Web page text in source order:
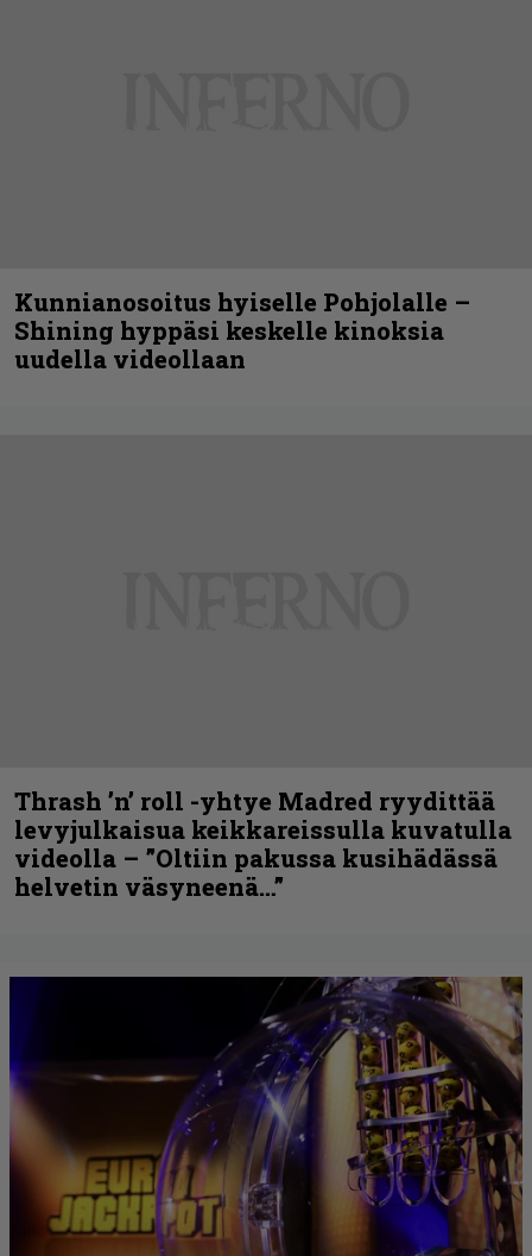
Kunnianosoitus hyiselle Pohjolalle –
Shining hyppäsi keskelle kinoksia
uudella videollaan
Thrash ’n’ roll -yhtye Madred ryydittää
levyjulkaisua keikkareissulla kuvatulla
videolla – ”Oltiin pakussa kusihädässä
helvetin väsyneenä…”